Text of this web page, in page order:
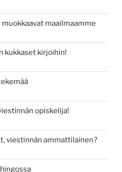
maailmaamme
kukkaset kirjoihin!
opiskelija!
viestinnän ammattilainen?